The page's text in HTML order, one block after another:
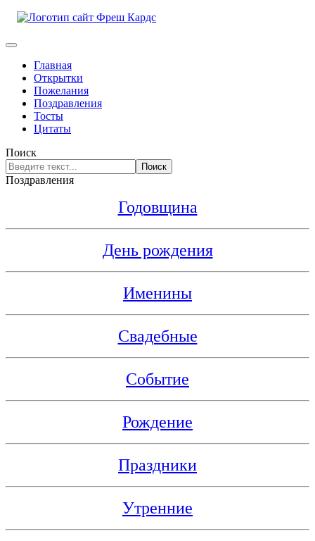
Главная
Открытки
Пожелания
Поздравления
Тосты
Цитаты
Поиск
Поиск
Поздравления
Годовщина
День рождения
Именины
Свадебные
Событие
Рождение
Праздники
Утренние